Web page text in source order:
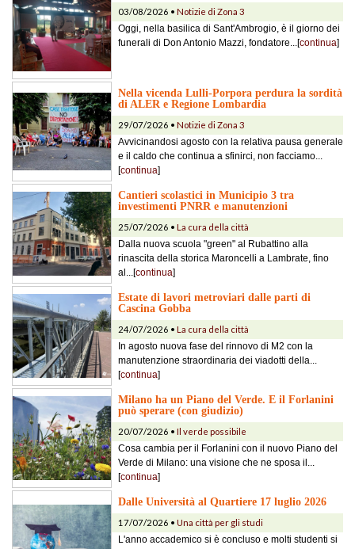
03/08/2026 • Notizie di Zona 3
Oggi, nella basilica di Sant'Ambrogio, è il giorno dei
funerali di Don Antonio Mazzi, fondatore...[continua]
Nella vicenda Lulli-Porpora perdura la sordità
di ALER e Regione Lombardia
29/07/2026 • Notizie di Zona 3
Avvicinandosi agosto con la relativa pausa generale
e il caldo che continua a sfinirci, non facciamo...
[continua]
Cantieri scolastici in Municipio 3 tra
investimenti PNRR e manutenzioni
25/07/2026 • La cura della città
Dalla nuova scuola "green" al Rubattino alla
rinascita della storica Maroncelli a Lambrate, fino
al...[continua]
Estate di lavori metroviari dalle parti di
Cascina Gobba
24/07/2026 • La cura della città
In agosto nuova fase del rinnovo di M2 con la
manutenzione straordinaria dei viadotti della...
[continua]
Milano ha un Piano del Verde. E il Forlanini
può sperare (con giudizio)
20/07/2026 • Il verde possibile
Cosa cambia per il Forlanini con il nuovo Piano del
Verde di Milano: una visione che ne sposa il...
[continua]
Dalle Università al Quartiere 17 luglio 2026
17/07/2026 • Una città per gli studi
L'anno accademico si è concluso e molti studenti si